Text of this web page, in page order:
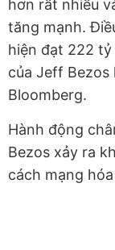
hơn rất nhiều
tăng mạnh.
hiện đạt 222
của Jeff Bezos
Bloomberg.
Hành động
Bezos xảy ra
cách mạng